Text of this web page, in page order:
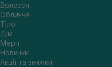
Волосся
Обличчя
Тіло
Дім
Мерч
Новинки
Акції та знижки